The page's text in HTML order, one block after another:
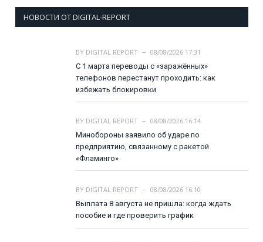
НОВОСТИ ОТ DIGITAL-REPORT
BY DIGITAL REPORT
08/08/2026 17:31
С 1 марта переводы с «заражённых»
телефонов перестанут проходить: как
избежать блокировки
BY DIGITAL REPORT
08/08/2026 16:14
Минобороны заявило об ударе по
предприятию, связанному с ракетой
«Фламинго»
BY DIGITAL REPORT
08/08/2026 16:10
Выплата 8 августа не пришла: когда ждать
пособие и где проверить график